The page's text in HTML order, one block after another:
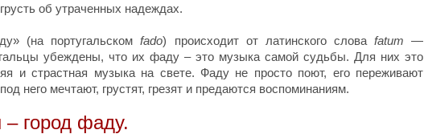
об утраченных надеждах.
(на португальскомfado) происходит от латинского слова fatum —
убеждены, что их фаду – это музыка самой судьбы. Для них это
и страстная музыка на свете. Фаду не просто поют, его переживают
него мечтают, грустят, грезят и предаются воспоминаниям.
– город фаду.